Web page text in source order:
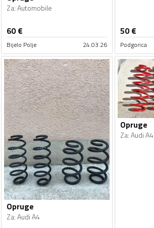
Za:Automobile
60€
Bijelo Polje 24.03.26
50€
Podgorica
Opruge
Za:Audi A4
Opruge
Za:Audi A4